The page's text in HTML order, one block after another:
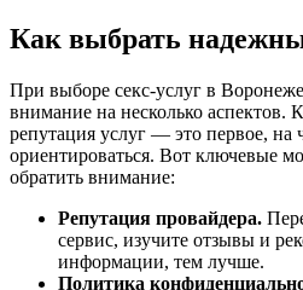
Как выбрать
При выборе секс-услуг в
внимание на несколько аспектов.
репутация услуг — это первое, на
ориентироваться. Вот ключевые
обратить внимание:
Репутация провайдера.
сервис, изучите отзывы и
информации, тем лучше.
Политика